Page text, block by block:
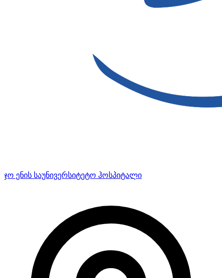
ჯო ენის საუნივერსიტეტო ჰოსპიტალი